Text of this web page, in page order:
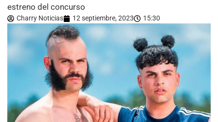
estreno del concurso
Charry Noticias 12 septiembre, 2023 15:30